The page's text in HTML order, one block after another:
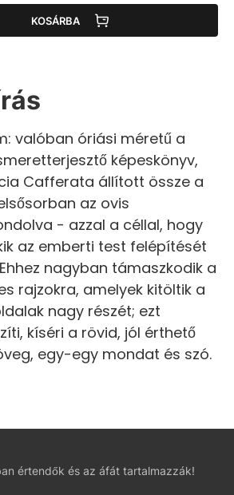
KOSÁRBA
valóban óriási méretű a
képeskönyv,
Cafferata állított össze a
az ovis
- azzal a céllal, hogy
az emberti test felépítését
nagyban támaszkodik a
rajzokra, amelyek kitöltik a
nagy részét; ezt
kíséri a rövid, jól érthető
egy-egy mondat és szó.
értendők és az áfát tartalmazzák!